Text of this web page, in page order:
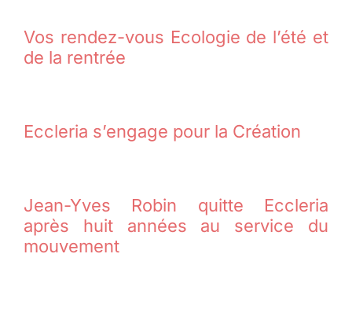
Vos rendez-vous Ecologie de l’été et
de la rentrée
Eccleria s’engage pour la Création
Jean-Yves Robin quitte Eccleria
après huit années au service du
mouvement